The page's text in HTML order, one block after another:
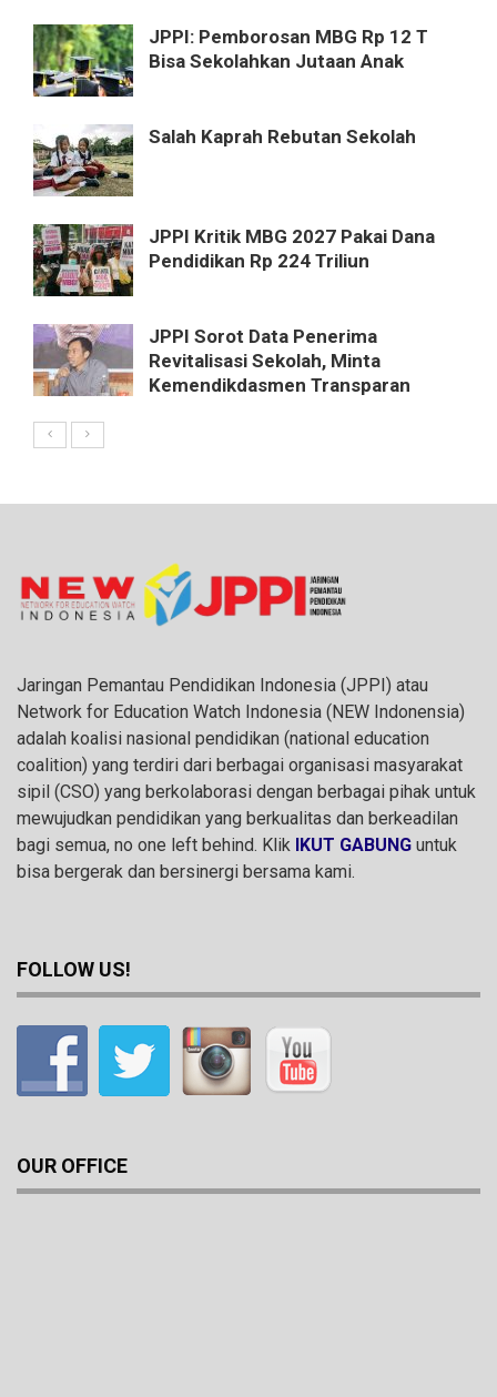
JPPI: Pemborosan MBG Rp 12 T
Bisa Sekolahkan Jutaan Anak
Salah Kaprah Rebutan Sekolah
JPPI Kritik MBG 2027 Pakai Dana
Pendidikan Rp 224 Triliun
JPPI Sorot Data Penerima
Revitalisasi Sekolah, Minta
Kemendikdasmen Transparan
Jaringan Pemantau Pendidikan Indonesia (JPPI) atau
Network for Education Watch Indonesia (NEW Indonensia)
adalah koalisi nasional pendidikan (national education
coalition) yang terdiri dari berbagai organisasi masyarakat
sipil (CSO) yang berkolaborasi dengan berbagai pihak untuk
mewujudkan pendidikan yang berkualitas dan berkeadilan
bagi semua, no one left behind. Klik IKUT GABUNG untuk
bisa bergerak dan bersinergi bersama kami.
FOLLOW US!
OUR OFFICE